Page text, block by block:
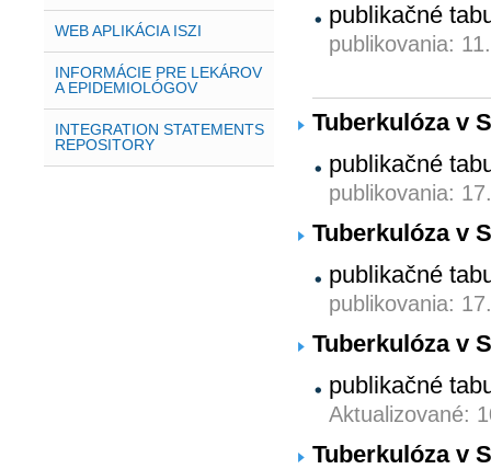
WEB APLIKÁCIA ISZI
INFORMÁCIE PRE LEKÁROV
A EPIDEMIOLÓGOV
INTEGRATION STATEMENTS
REPOSITORY
publikačné
publikovania:
Tuberkulóza v
publikačné
publikovania:
Tuberkulóza v
publikačné
publikovania:
Tuberkulóza v
publikačné
Aktualizované:
Tuberkulóza v